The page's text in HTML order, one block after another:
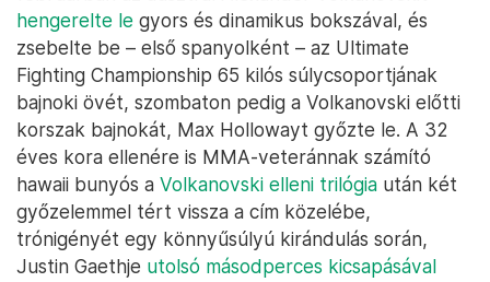
hengerelte le gyors és dinamikus bokszával, és
zsebelte be – első spanyolként – az Ultimate
Fighting Championship 65 kilós súlycsoportjának
bajnoki övét, szombaton pedig a Volkanovski előtti
korszak bajnokát, Max Hollowayt győzte le. A 32
éves kora ellenére is MMA-veteránnak számító
hawaii bunyós a Volkanovski elleni trilógia után két
győzelemmel tért vissza a cím közelébe,
trónigényét egy könnyűsúlyú kirándulás során,
Justin Gaethje utolsó másodperces kicsapásával